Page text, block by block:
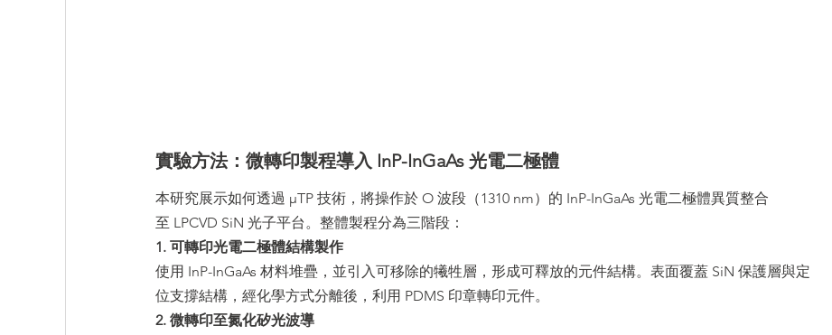
實驗方法：微轉印製程導入 InP-InGaAs 光電二極體
本研究展示如何透過 μTP 技術，將操作於 O 波段（1310 nm）的 InP-InGaAs 光電二極體異質整合
至 LPCVD SiN 光子平台。整體製程分為三階段：
1. 可轉印光電二極體結構製作
使用 InP-InGaAs 材料堆疊，並引入可移除的犧牲層，形成可釋放的元件結構。表面覆蓋 SiN 保護層與定
位支撐結構，經化學方式分離後，利用 PDMS 印章轉印元件。
2. 微轉印至氮化矽光波導